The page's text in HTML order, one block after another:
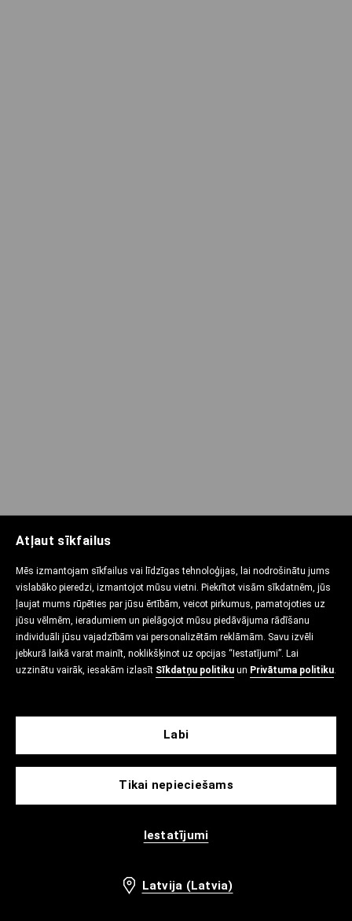
Atļaut sīkfailus
Mēs izmantojam sīkfailus vai līdzīgas tehnoloģijas, lai nodrošinātu jums
vislabāko pieredzi, izmantojot mūsu vietni. Piekrītot visām sīkdatnēm, jūs
ļaujat mums rūpēties par jūsu ērtībām, veicot pirkumus, pamatojoties uz
jūsu vēlmēm, ieradumiem un pielāgojot mūsu piedāvājuma rādīšanu
individuāli jūsu vajadzībām vai personalizētām reklāmām. Savu izvēli
jebkurā laikā varat mainīt, noklikšķinot uz opcijas “Iestatījumi”. Lai
uzzinātu vairāk, iesakām izlasīt Sīkdatņu politiku un Privātuma politiku.
Tikai nepieciešams
Iestatījumi
Labi
Latvija (Latvia)